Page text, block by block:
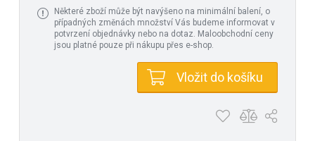
Některé zboží může být navýšeno na minimální balení, o
případných změnách množství Vás budeme informovat v
potvrzení objednávky nebo na dotaz. Maloobchodní ceny
jsou platné pouze při nákupu přes e-shop.
Vložit do košíku